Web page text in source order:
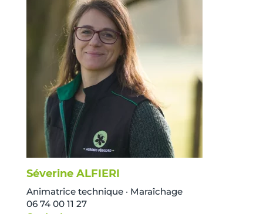
Séverine ALFIERI
Animatrice technique · Maraîchage
06 74 00 11 27